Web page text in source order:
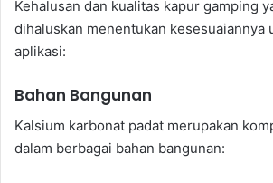
Kehalusan dan kualitas kapur gamping
dihaluskan menentukan kesesuaiannya
aplikasi:
Bahan Bangunan
Kalsium karbonat padat merupakan
dalam berbagai bahan bangunan: